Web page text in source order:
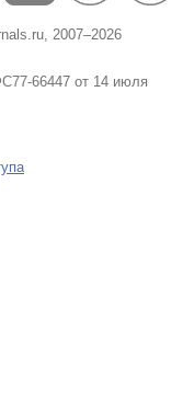
2007–2026
66447 от 14 июля